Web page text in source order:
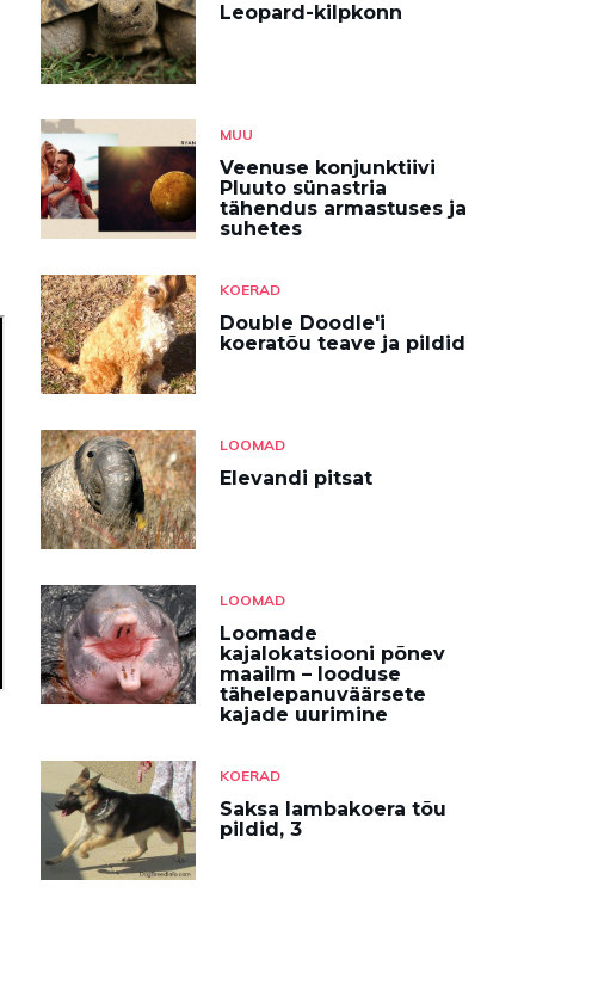
Leopard-kilpkonn
MUU
Veenuse konjunktiivi
Pluuto sünastria
tähendus armastuses ja
suhetes
KOERAD
Double Doodle'i
koeratõu teave ja pildid
LOOMAD
Elevandi pitsat
LOOMAD
Loomade
kajalokatsiooni põnev
maailm – looduse
tähelepanuväärsete
kajade uurimine
KOERAD
Saksa lambakoera tõu
pildid, 3